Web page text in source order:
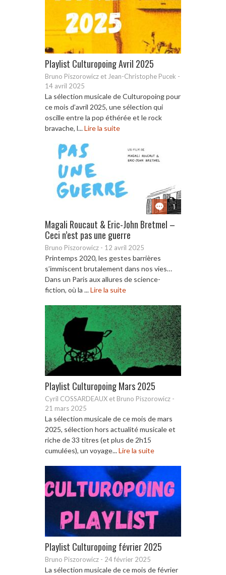
Playlist Culturopoing Avril 2025
Bruno Piszorowicz et Jean-Christophe Pucek -
14 avril 2025
La sélection musicale de Culturopoing pour
ce mois d’avril 2025, une sélection qui
oscille entre la pop éthérée et le rock
bravache, l...Lire la suite
1
Magali Roucaut & Eric-John Bretmel –
Ceci n’est pas une guerre
Bruno Piszorowicz - 12 avril 2025
Printemps 2020, les gestes barrières
s’immiscent brutalement dans nos vies…
Dans un Paris aux allures de science-
fiction, où la ...Lire la suite
Playlist Culturopoing Mars 2025
Cyril COSSARDEAUX et Bruno Piszorowicz -
21 mars 2025
La sélection musicale de ce mois de mars
2025, sélection hors actualité musicale et
riche de 33 titres (et plus de 2h15
cumulées), un voyage...Lire la suite
Playlist Culturopoing février 2025
Bruno Piszorowicz - 24 février 2025
La sélection musicale de ce mois de février